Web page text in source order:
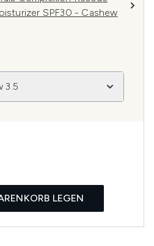
SPF30 - Cashew
3.5
LEGEN